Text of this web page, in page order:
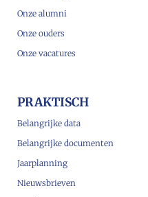
Onze alumni
Onze ouders
Onze vacatures
PRAKTISCH
Belangrijke data
Belangrijke documenten
Jaarplanning
Nieuwsbrieven